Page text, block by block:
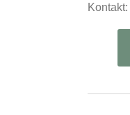
Kontakt: